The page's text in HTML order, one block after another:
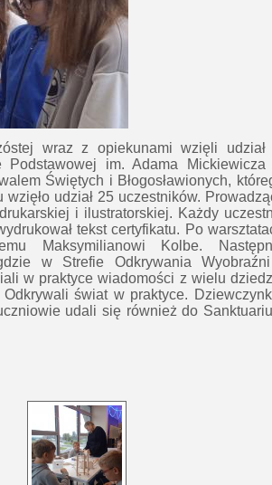
wraz z opiekunami wzięli udział
Podstawowej im. Adama Mickiewicza
Świętych i Błogosławionych,
udział 25 uczestników.
i ilustratorskiej. Każdy
tekst certyfikatu. Po
Maksymilianowi Kolbe.
w Strefie Odkrywania
w praktyce wiadomości z wielu
świat w praktyce.
udali się również do